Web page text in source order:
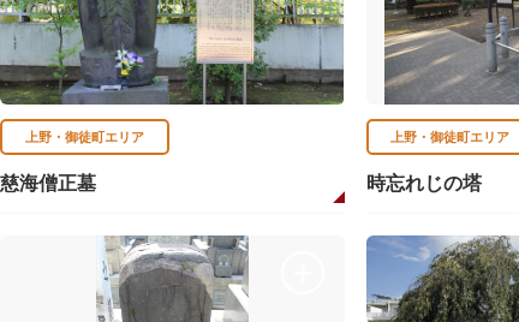
上野・御徒町エリア
慈海僧正墓
上野・御徒町エリア
時忘れじの塔